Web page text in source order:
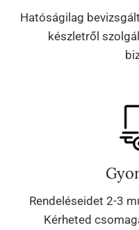
Hatóságilag
készletről
Rendeléseidet 2-3
Kérheted